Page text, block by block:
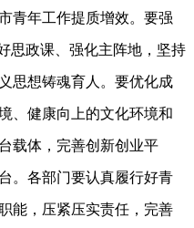
青年工作提质增效。要强
思政课、强化主阵地，坚持
思想铸魂育人。要优化成
、健康向上的文化环境和
载体，完善创新创业平
。各部门要认真履行好青
能，压紧压实责任，完善